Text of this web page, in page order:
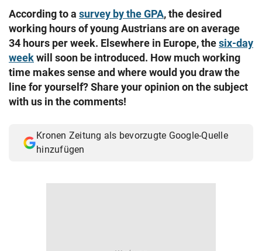
search
eingeben
Muthgasse 2, 1190 Wien
According to a survey by the GPA, the desired
working hours of young Austrians are on average
34 hours per week. Elsewhere in Europe, thesix-day
weekwill soon be introduced. How much working
time makes sense and where would you draw the
line for yourself? Share your opinion on the subject
with us in the comments!
Kronen Zeitung als bevorzugte Google-Quelle
hinzufügen